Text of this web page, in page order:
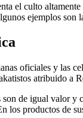
el culto
ejemplos
oficiales y las
atribuido a
de igual valor y
los productos de